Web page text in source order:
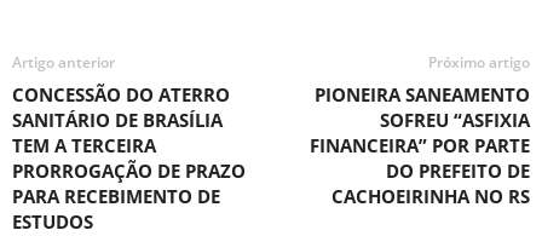
Artigo anterior
CONCESSÃO DO ATERRO
SANITÁRIO DE BRASÍLIA
TEM A TERCEIRA
PRORROGAÇÃO DE PRAZO
PARA RECEBIMENTO DE
ESTUDOS
Próximo artigo
PIONEIRA SANEAMENTO
SOFREU “ASFIXIA
FINANCEIRA” POR PARTE
DO PREFEITO DE
CACHOEIRINHA NO RS